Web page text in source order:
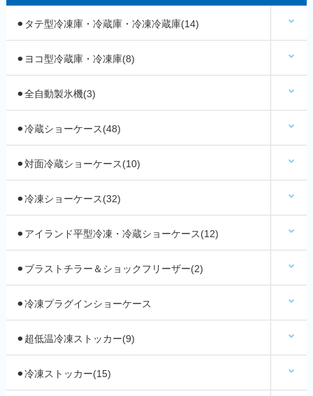
⚫︎タテ型冷凍庫・冷蔵庫・冷凍冷蔵庫(14)
⚫︎ヨコ型冷蔵庫・冷凍庫(8)
⚫︎全自動製氷機(3)
⚫︎冷蔵ショーケース(48)
⚫︎対面冷蔵ショーケース(10)
⚫︎冷凍ショーケース(32)
⚫︎アイランド平型冷凍・冷蔵ショーケース(12)
⚫︎ブラストチラー＆ショックフリーザー(2)
⚫︎冷凍プラグインショーケース
⚫︎超低温冷凍ストッカー(9)
⚫︎冷凍ストッカー(15)